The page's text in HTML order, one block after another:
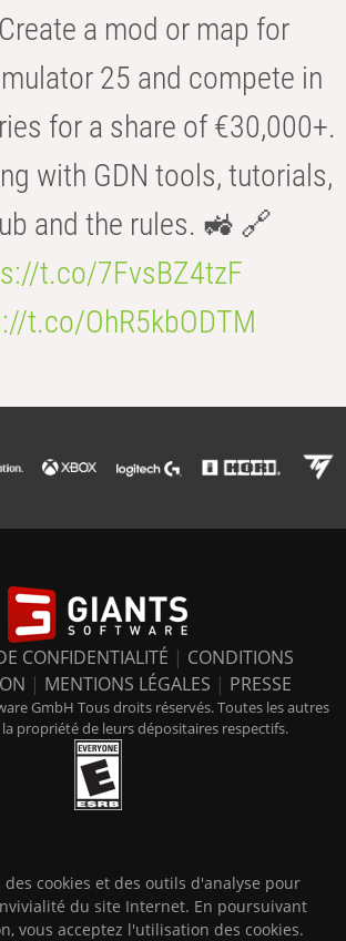
a mod or map for
25 and compete in
for a share of €30,000+.
with GDN tools, tutorials,
and the rules. 🚜 🔗
t.co/7FvsBZ4tzF
t.co/OhR5kbODTM
CONFIDENTIALITÉ | CONDITIONS
| MENTIONS LÉGALES | PRESSE
GmbH Tous droits réservés. Toutes les autres
propriété de leurs dépositaires respectifs.
cookies et des outils d'analyse pour
du site Internet. En poursuivant
vous acceptez l'utilisation des cookies.